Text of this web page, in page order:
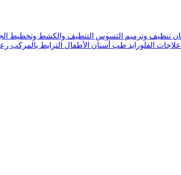
تنظيف وترميم التسوس التنظيف والكشط وتخطيط
علاجات الفلورايد طب أسنان الأطفال الترابط بالمركب